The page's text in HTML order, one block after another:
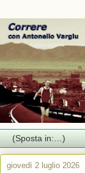
giovedì 2 luglio 2026